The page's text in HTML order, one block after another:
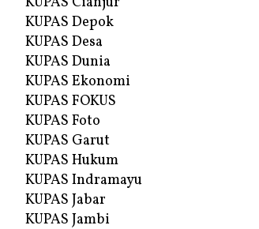
KUPAS Depok
KUPAS Desa
KUPAS Dunia
KUPAS Ekonomi
KUPAS FOKUS
KUPAS Foto
KUPAS Garut
KUPAS Hukum
KUPAS Indramayu
KUPAS Jabar
KUPAS Jambi